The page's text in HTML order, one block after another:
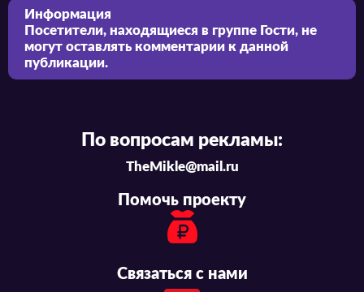
Информация
Посетители, находящиеся в группе Гости, не
могут оставлять комментарии к данной
публикации.
По вопросам рекламы:
TheMikle@mail.ru
Помочь проекту
Связаться с нами